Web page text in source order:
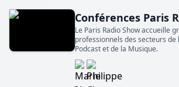
Conférences Paris
Le Paris Radio Show accueille
professionnels des secteurs de
Podcast et de la Musique.